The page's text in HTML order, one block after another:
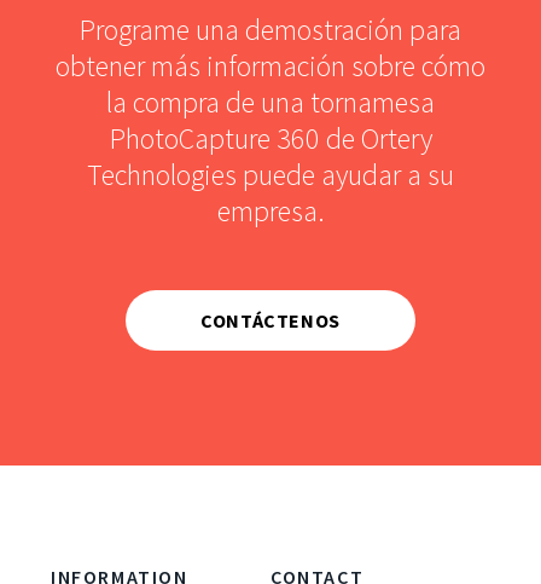
Programe una demostración para
obtener más información sobre cómo
la compra de una tornamesa
PhotoCapture 360 de Ortery
Technologies puede ayudar a su
empresa.
CONTÁCTENOS
INFORMATION CONTACT